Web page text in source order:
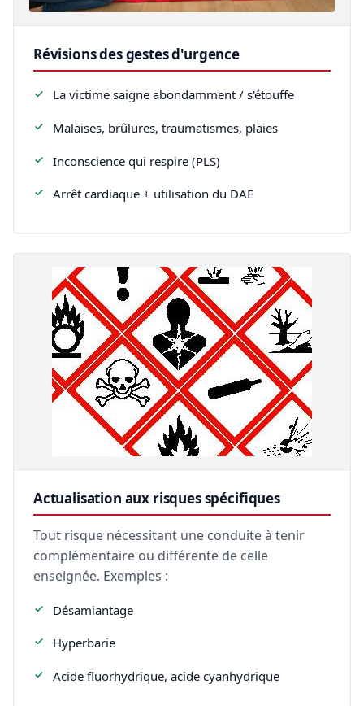
Révisions des gestes d'urgence
La victime saigne abondamment / s'étouffe
Malaises, brûlures, traumatismes, plaies
Inconscience qui respire (PLS)
Arrêt cardiaque + utilisation du DAE
Actualisation aux risques spécifiques
Tout risque nécessitant une conduite à tenir
complémentaire ou différente de celle
enseignée. Exemples :
Désamiantage
Hyperbarie
Acide fluorhydrique, acide cyanhydrique